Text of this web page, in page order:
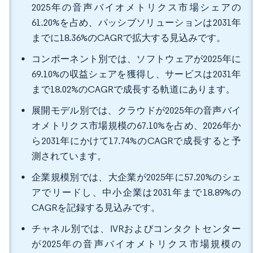
2025年の音声バイオメトリクス市場シェアの
61.20%を占め、パッシブソリューションは2031年
までに18.36%のCAGRで拡大する見込みです。
コンポーネント別では、ソフトウェアが2025年に
69.10%の収益シェアを獲得し、サービスは2031年
まで18.02%のCAGRで成長する軌道にあります。
展開モデル別では、クラウドが2025年の音声バイ
オメトリクス市場規模の67.10%を占め、2026年か
ら2031年にかけて17.74%のCAGRで成長すると予
測されています。
企業規模別では、大企業が2025年に57.20%のシェ
アでリードし、中小企業は2031年まで18.89%の
CAGRを記録する見込みです。
チャネル別では、IVRおよびコンタクトセンター
が2025年の音声バイオメトリクス市場規模の